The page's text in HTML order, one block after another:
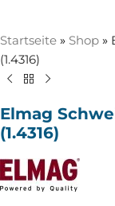
Startseite » Shop »
(1.4316)
Elmag
(1.4316)